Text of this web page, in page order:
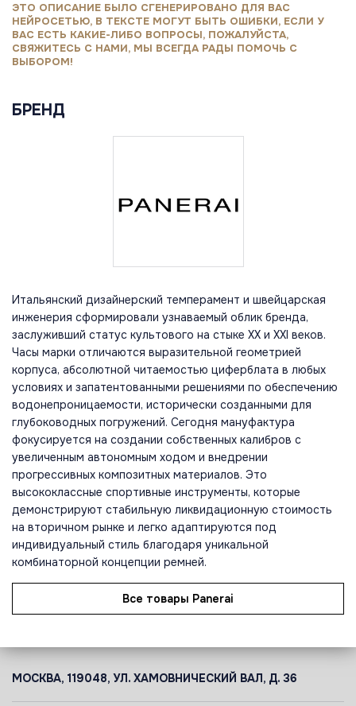
ЭТО ОПИСАНИЕ БЫЛО СГЕНЕРИРОВАНО ДЛЯ ВАС
НЕЙРОСЕТЬЮ, В ТЕКСТЕ МОГУТ БЫТЬ ОШИБКИ, ЕСЛИ У
ВАС ЕСТЬ КАКИЕ-ЛИБО ВОПРОСЫ, ПОЖАЛУЙСТА,
СВЯЖИТЕСЬ С НАМИ, МЫ ВСЕГДА РАДЫ ПОМОЧЬ С
ВЫБОРОМ!
БРЕНД
Итальянский дизайнерский темперамент и швейцарская
инженерия сформировали узнаваемый облик бренда,
заслуживший статус культового на стыке XX и XXI веков.
Часы марки отличаются выразительной геометрией
корпуса, абсолютной читаемостью циферблата в любых
условиях и запатентованными решениями по обеспечению
водонепроницаемости, исторически созданными для
глубоководных погружений. Сегодня мануфактура
фокусируется на создании собственных калибров с
увеличенным автономным ходом и внедрении
прогрессивных композитных материалов. Это
высококлассные спортивные инструменты, которые
демонстрируют стабильную ликвидационную стоимость
на вторичном рынке и легко адаптируются под
индивидуальный стиль благодаря уникальной
комбинаторной концепции ремней.
Все товары Panerai
МОСКВА, 119048, УЛ. ХАМОВНИЧЕСКИЙ ВАЛ, Д. 36